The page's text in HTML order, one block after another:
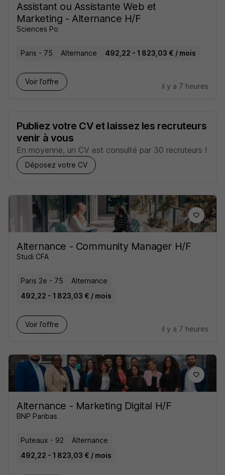
Assistant ou Assistante Web et
Marketing - Alternance H/F
Sciences Po
Paris - 75 Alternance 492,22 - 1 823,03 € / mois
Voir l’offre
il y a 7 heures
Publiez votre CV et laissez les recruteurs
venir à vous
En moyenne, un CV est consulté par 30 recruteurs !
Déposez votre CV
Alternance - Community Manager H/F
Studi CFA
Paris 2e - 75
Alternance
492,22 - 1 823,03 € / mois
Voir l’offre
il y a 7 heures
Alternance - Marketing Digital H/F
BNP Paribas
Puteaux - 92
Alternance
492,22 - 1 823,03 € / mois